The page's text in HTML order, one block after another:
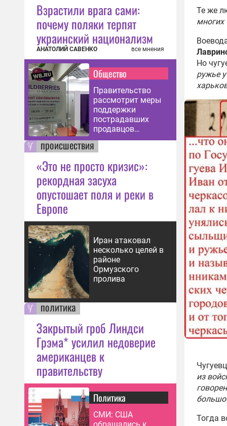
Взрастили врага сами:
почему поляки терпят
украинский национализм
АНАТОЛИЙ САВЕНКО все мнения
Общество
Правительство
рассмотрит меры
поддержки
пострадавших
продавцов
Wildberries
происшествия
«Это не просто кризис»:
рекордная засуха
опустошает поля и реки в
Европе
Иран атаковал
несколько целей в
районе
Ормузского
пролива
политика
Закрытый гроб Линдси
Грэма* усилил недоверие
американцев к
правительству
Политика
СМИ: США
10:46
21:02
Кто
12:03
11:59
Те же
многих
Но
ружье
из
Тогда